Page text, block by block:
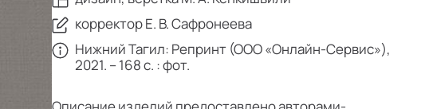
корректор Е. В. Сафронеева
Нижний Тагил: Репринт (ООО «Онлайн-Сервис»),
2021. – 168 с. : фот.